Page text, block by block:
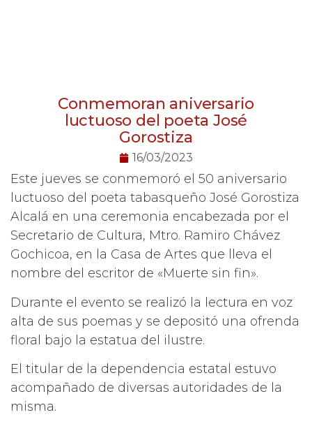
Conmemoran aniversario
luctuoso del poeta José
Gorostiza
16/03/2023
Este jueves se conmemoró el 50 aniversario
luctuoso del poeta tabasqueño José Gorostiza
Alcalá en una ceremonia encabezada por el
Secretario de Cultura, Mtro. Ramiro Chávez
Gochicoa, en la Casa de Artes que lleva el
nombre del escritor de «Muerte sin fin».
Durante el evento se realizó la lectura en voz
alta de sus poemas y se depositó una ofrenda
floral bajo la estatua del ilustre.
El titular de la dependencia estatal estuvo
acompañado de diversas autoridades de la
misma.